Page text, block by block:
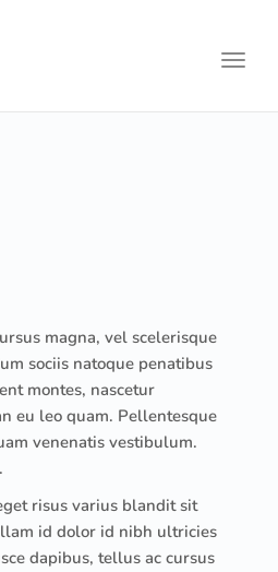
magna, vel scelerisque
sociis natoque penatibus
montes, nascetur
eu leo quam. Pellentesque
venenatis vestibulum.
risus varius blandit sit
id dolor id nibh ultricies
dapibus, tellus ac cursus